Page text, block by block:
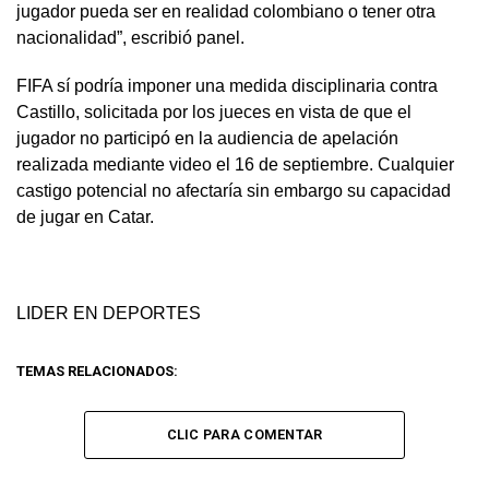
jugador pueda ser en realidad colombiano o tener otra
nacionalidad”, escribió panel.
FIFA sí podría imponer una medida disciplinaria contra
Castillo, solicitada por los jueces en vista de que el
jugador no participó en la audiencia de apelación
realizada mediante video el 16 de septiembre. Cualquier
castigo potencial no afectaría sin embargo su capacidad
de jugar en Catar.
LIDER EN DEPORTES
TEMAS RELACIONADOS:
CLIC PARA COMENTAR